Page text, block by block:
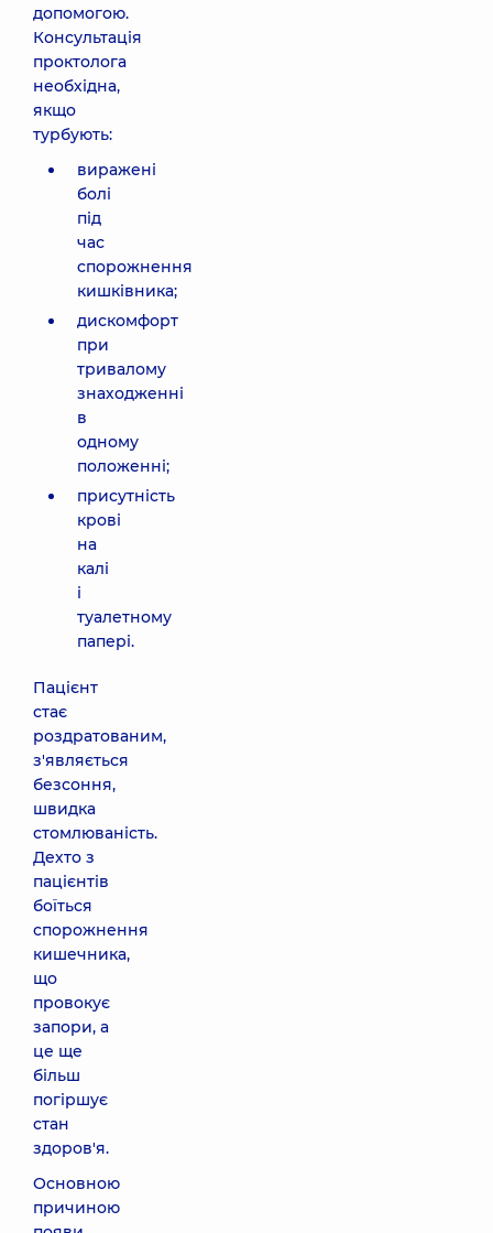
допомогою.
Консультація
проктолога
необхідна,
якщо
турбують:
виражені
болі
під
час
спорожнення
кишківника;
дискомфорт
при
тривалому
знаходженні
в
одному
положенні;
присутність
крові
на
калі
і
туалетному
папері.
Пацієнт
стає
роздратованим,
з'являється
безсоння,
швидка
стомлюваність.
Дехто з
пацієнтів
боїться
спорожнення
кишечника,
що
провокує
запори, а
це ще
більш
погіршує
стан
здоров'я.
Основною
причиною